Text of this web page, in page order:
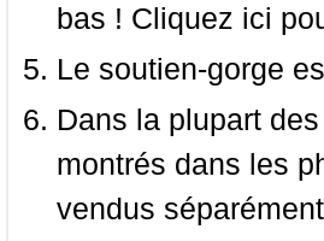
bas ! Cliquez ici
Le soutien-gorge
Dans la plupart
montrés dans les
vendus